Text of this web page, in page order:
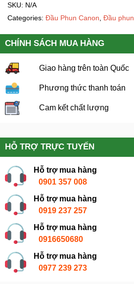
SKU: N/A
Categories: Đầu Phun Canon Đầu phun
CHÍNH SÁCH MUA HÀNG
Giao hàng trên toàn Quốc
Phương thức thanh toán
Cam kết chất lượng
HỖ TRỢ TRỰC TUYẾN
Hỗ trợ mua hàng
0901 357 008
Hỗ trợ mua hàng
0919 237 257
Hỗ trợ mua hàng
0916650680
Hỗ trợ mua hàng
0977 239 273